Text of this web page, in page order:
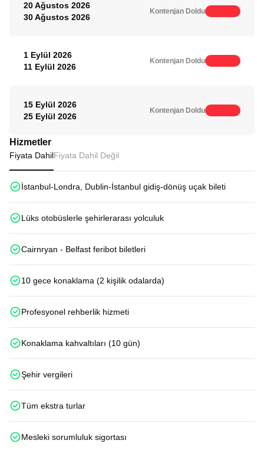
20 Ağustos 2026
30 Ağustos 2026
Kontenjan Doldu
1 Eylül 2026
11 Eylül 2026
Kontenjan Doldu
15 Eylül 2026
25 Eylül 2026
Kontenjan Doldu
Hizmetler
Fiyata DahilFiyata Dahil Değil
İstanbul-Londra, Dublin-İstanbul gidiş-dönüş uçak bileti
Lüks otobüslerle şehirlerarası yolculuk
Cairnryan - Belfast feribot biletleri
10 gece konaklama (2 kişilik odalarda)
Profesyonel rehberlik hizmeti
Konaklama kahvaltıları (10 gün)
Şehir vergileri
Tüm ekstra turlar
Mesleki sorumluluk sigortası